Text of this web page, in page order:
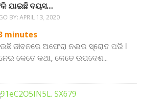
ଯାଇଛି ବୟସ…
BY: APRIL 13, 2020
minutes
ଜୀବନରେ ଅଫେରା ନଈର ସ୍ରୋତ ପରି l
କେତେ କଥା, କେତେ ଉପଦେଶ...